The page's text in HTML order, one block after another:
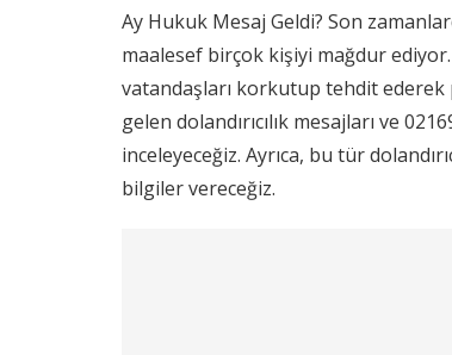
Ay Hukuk Mesaj Geldi? Son
maalesef birçok kişiyi mağdur
vatandaşları korkutup tehdit ederek
gelen dolandırıcılık mesajları ve
inceleyeceğiz. Ayrıca, bu tür
bilgiler vereceğiz.